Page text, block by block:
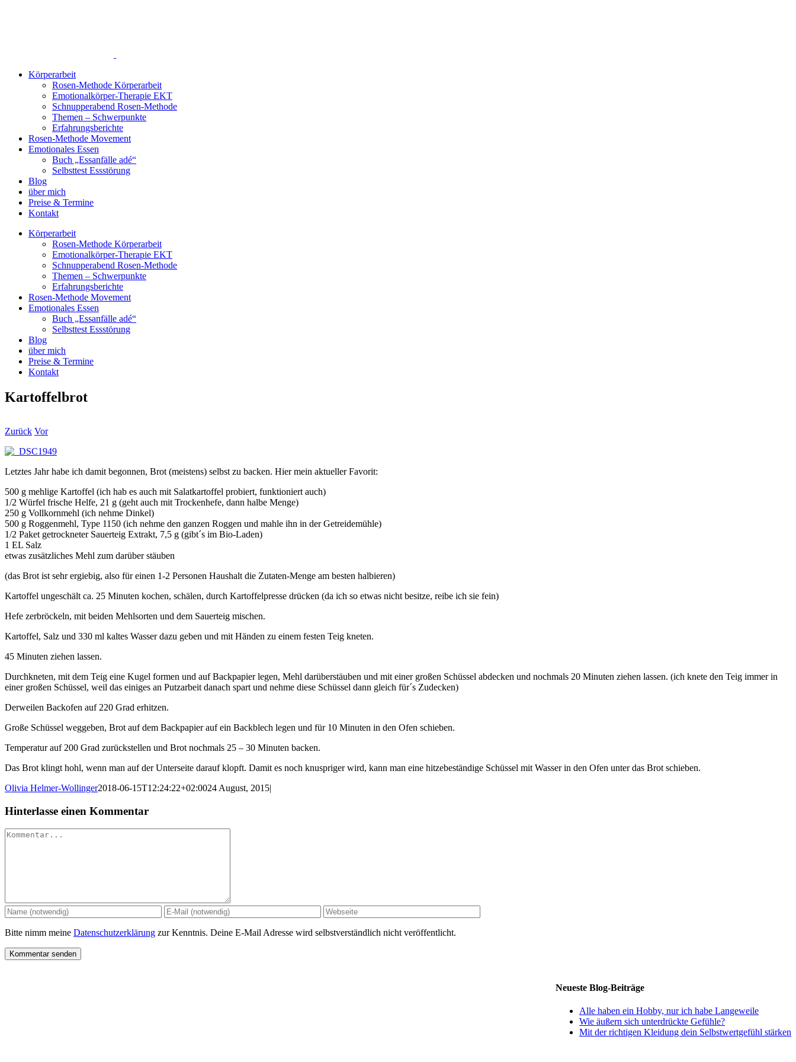
Körperarbeit
Rosen-Methode Körperarbeit
Emotionalkörper-Therapie EKT
Schnupperabend Rosen-Methode
Themen – Schwerpunkte
Erfahrungsberichte
Rosen-Methode Movement
Emotionales Essen
Buch „Essanfälle adé“
Selbsttest Essstörung
Blog
über mich
Preise & Termine
Kontakt
Körperarbeit
Rosen-Methode Körperarbeit
Emotionalkörper-Therapie EKT
Schnupperabend Rosen-Methode
Themen – Schwerpunkte
Erfahrungsberichte
Rosen-Methode Movement
Emotionales Essen
Buch „Essanfälle adé“
Selbsttest Essstörung
Blog
über mich
Preise & Termine
Kontakt
Kartoffelbrot
Zurück Vor
Letztes Jahr habe ich damit begonnen, Brot (meistens) selbst zu backen. Hier mein aktueller Favorit:
500 g mehlige Kartoffel (ich hab es auch mit Salatkartoffel probiert, funktioniert auch)
1/2 Würfel frische Helfe, 21 g (geht auch mit Trockenhefe, dann halbe Menge)
250 g Vollkornmehl (ich nehme Dinkel)
500 g Roggenmehl, Type 1150 (ich nehme den ganzen Roggen und mahle ihn in der Getreidemühle)
1/2 Paket getrockneter Sauerteig Extrakt, 7,5 g (gibt´s im Bio-Laden)
1 EL Salz
etwas zusätzliches Mehl zum darüber stäuben
(das Brot ist sehr ergiebig, also für einen 1-2 Personen Haushalt die Zutaten-Menge am besten halbieren)
Kartoffel ungeschält ca. 25 Minuten kochen, schälen, durch Kartoffelpresse drücken (da ich so etwas nicht besitze, reibe ich sie fein)
Hefe zerbröckeln, mit beiden Mehlsorten und dem Sauerteig mischen.
Kartoffel, Salz und 330 ml kaltes Wasser dazu geben und mit Händen zu einem festen Teig kneten.
45 Minuten ziehen lassen.
Durchkneten, mit dem Teig eine Kugel formen und auf Backpapier legen, Mehl darüberstäuben und mit einer großen Schüssel abdecken und nochmals 20 Minuten ziehen lassen. (ich knete den Teig immer in
einer großen Schüssel, weil das einiges an Putzarbeit danach spart und nehme diese Schüssel dann gleich für´s Zudecken)
Derweilen Backofen auf 220 Grad erhitzen.
Große Schüssel weggeben, Brot auf dem Backpapier auf ein Backblech legen und für 10 Minuten in den Ofen schieben.
Temperatur auf 200 Grad zurückstellen und Brot nochmals 25 – 30 Minuten backen.
Das Brot klingt hohl, wenn man auf der Unterseite darauf klopft. Damit es noch knuspriger wird, kann man eine hitzebeständige Schüssel mit Wasser in den Ofen unter das Brot schieben.
Olivia Helmer-Wollinger2018-06-15T12:24:22+02:0024 August, 2015|
Hinterlasse einen Kommentar
Kommentar
Bitte nimm meine Datenschutzerklärung zur Kenntnis. Deine E-Mail Adresse wird selbstverständlich nicht veröffentlicht.
Neueste Blog-Beiträge
Alle haben ein Hobby, nur ich habe Langeweile
Wie äußern sich unterdrückte Gefühle?
Mit der richtigen Kleidung dein Selbstwertgefühl stärken